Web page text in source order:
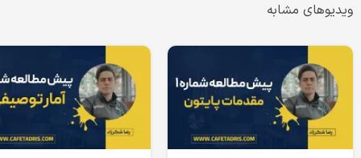
ویدیوهای مشابه